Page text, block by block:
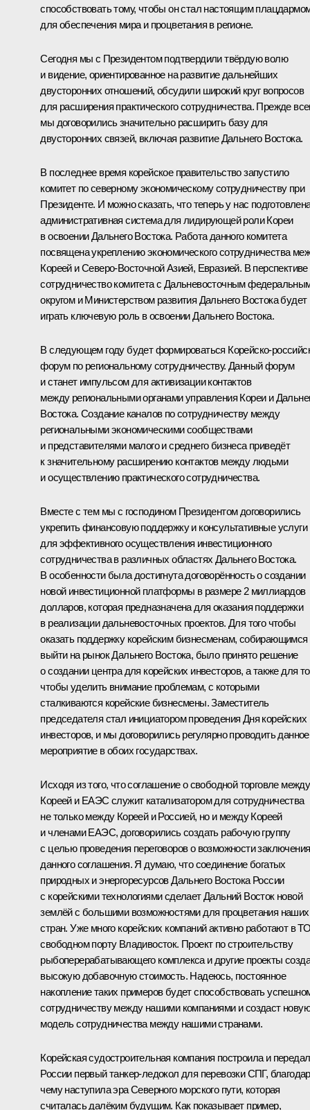
способствовать тому, чтобы он стал настоящим
для обеспечения мира и процветания в регионе.
Сегодня мы с Президентом подтвердили твёрдую волю
и видение, ориентированное на развитие дальнейших
двусторонних отношений, обсудили широкий круг вопросов
для расширения практического сотрудничества. Прежде
мы договорились значительно расширить базу для
двусторонних связей, включая развитие Дальнего Востока.
В последнее время корейское правительство запустило
комитет по северному экономическому сотрудничеству при
Президенте. И можно сказать, что теперь у нас
административная система для лидирующей роли Кореи
в освоении Дальнего Востока. Работа данного комитета
посвящена укреплению экономического сотрудничества
Кореей и Северо-Восточной Азией, Евразией. В перспективе
сотрудничество комитета с Дальневосточным
округом и Министерством развития Дальнего Востока будет
играть ключевую роль в освоении Дальнего Востока.
В следующем году будет формироваться Корейско-
форум по региональному сотрудничеству. Данный форум
и станет импульсом для активизации контактов
между региональными органами управления Кореи и
Востока. Создание каналов по сотрудничеству между
региональными экономическими сообществами
и представителями малого и среднего бизнеса приведёт
к значительному расширению контактов между людьми
и осуществлению практического сотрудничества.
Вместе с тем мы с господином Президентом договорились
укрепить финансовую поддержку и консультативные услуги
для эффективного осуществления инвестиционного
сотрудничества в различных областях Дальнего Востока.
В особенности была достигнута договорённость о создании
новой инвестиционной платформы в размере 2 миллиардов
долларов, которая предназначена для оказания поддержки
в реализации дальневосточных проектов. Для того чтобы
оказать поддержку корейским бизнесменам, собирающимся
выйти на рынок Дальнего Востока, было принято решение
о создании центра для корейских инвесторов, а также для
чтобы уделить внимание проблемам, с которыми
сталкиваются корейские бизнесмены. Заместитель
председателя стал инициатором проведения Дня корейских
инвесторов, и мы договорились регулярно проводить данное
мероприятие в обоих государствах.
Исходя из того, что соглашение о свободной торговле между
Кореей и ЕАЭС служит катализатором для сотрудничества
не только между Кореей и Россией, но и между Кореей
и членами ЕАЭС, договорились создать рабочую группу
с целью проведения переговоров о возможности заключения
данного соглашения. Я думаю, что соединение богатых
природных и энергоресурсов Дальнего Востока России
с корейскими технологиями сделает Дальний Восток новой
землёй с большими возможностями для процветания наших
стран. Уже много корейских компаний активно работают в
свободном порту Владивосток. Проект по строительству
рыбоперерабатывающего комплекса и другие проекты
высокую добавочную стоимость. Надеюсь, постоянное
накопление таких примеров будет способствовать
сотрудничеству между нашими компаниями и создаст новую
модель сотрудничества между нашими странами.
Корейская судостроительная компания построила и
России первый танкер-ледокол для перевозки СПГ,
чему наступила эра Северного морского пути, которая
считалась далёким будущим. Как показывает пример,